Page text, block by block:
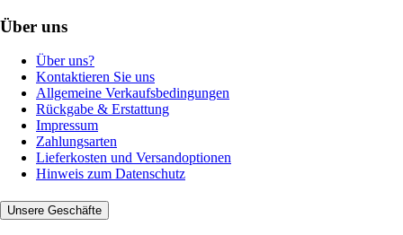
Über uns
Über uns?
Kontaktieren Sie uns
Allgemeine Verkaufsbedingungen
Rückgabe & Erstattung
Impressum
Zahlungsarten
Lieferkosten und Versandoptionen
Hinweis zum Datenschutz
Unsere Geschäfte